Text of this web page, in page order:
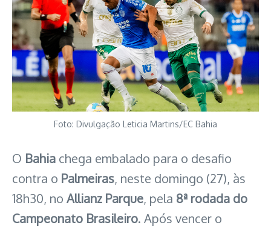
Foto: Divulgação Leticia Martins/EC Bahia
O Bahia chega embalado para o desafio
contra o Palmeiras, neste domingo (27), às
18h30, no Allianz Parque, pela 8ª rodada do
Campeonato Brasileiro. Após vencer o